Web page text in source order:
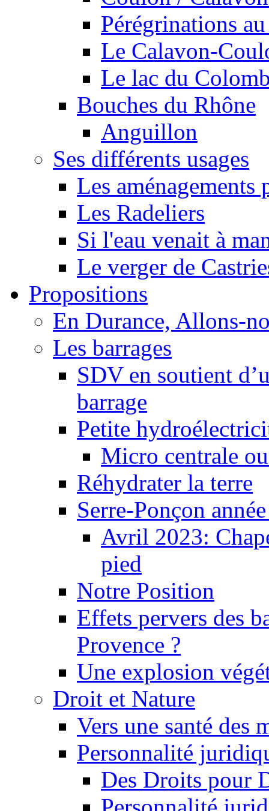
Pérégrinations
Le Calavon-
Le lac du
Bouches du Rhône
Anguillon
Ses différents usages
Les
Les Radeliers
Si l'eau venait à
Le verger de
Propositions
En Durance, Allons-
Les barrages
SDV en soutient
barrage
Petite
Micro centrale
Réhydrater la terre
Serre-Ponçon
Avril 2023:
pied
Notre Position
Effets pervers des
Provence ?
Une explosion
Droit et Nature
Vers une santé des
Personnalité
Des Droits pour